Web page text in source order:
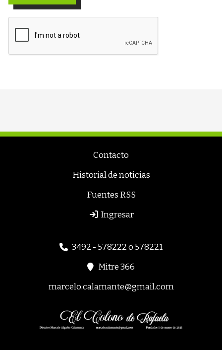
Contacto
Historial de noticias
Fuentes RSS
Ingresar
3492 - 578222 o 578221
Mitre 366
marcelo.calamante@gmail.com